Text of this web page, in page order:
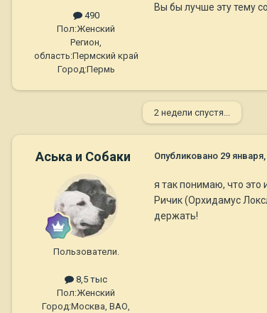
490
Пол:Женский
Регион,
область:Пермский край
Город:Пермь
Вы бы лучше эту тему
2 недели спустя...
Аська и Собаки
Пользователи.
8,5 тыс
Пол:Женский
Город:Москва, ВАО,
Опубликовано 29 января,
я так понимаю, что
Ричик (Орхидамус
держать!